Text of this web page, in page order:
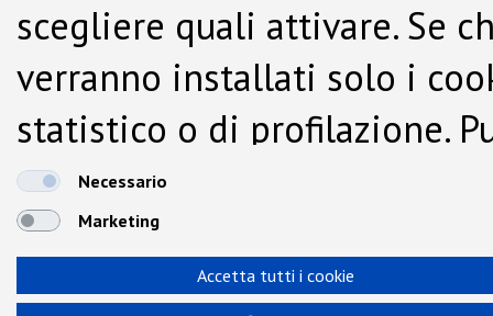
scegliere quali attivare. Se
verranno installati solo i
statistico o di profilazione.
dalla Cookie Policy.
Necessario
Marketing
Accetta tutti i cookie